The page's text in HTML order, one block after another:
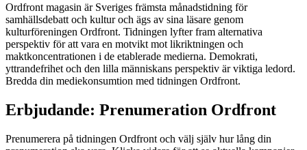
Ordfront magasin är Sveriges främsta månadstidning för
samhällsdebatt och kultur och ägs av sina läsare genom
kulturföreningen Ordfront. Tidningen lyfter fram alternativa
perspektiv för att vara en motvikt mot likriktningen och
maktkoncentrationen i de etablerade medierna. Demokrati,
yttrandefrihet och den lilla människans perspektiv är viktiga ledord.
Bredda din mediekonsumtion med tidningen Ordfront.
Erbjudande: Prenumeration Ordfront
Prenumerera på tidningen Ordfront och välj själv hur lång din